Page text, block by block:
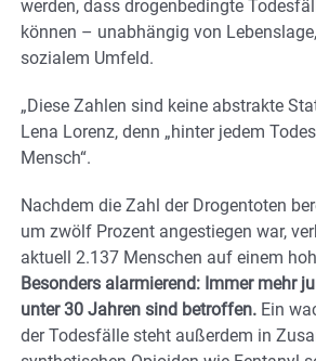
werden, dass drogenbedingte
können – unabhängig von
sozialem Umfeld.
„Diese Zahlen sind keine abstrakte
Lena Lorenz, denn „hinter jedem
Mensch“.
Nachdem die Zahl der Drogentoten
um zwölf Prozent angestiegen war,
aktuell 2.137 Menschen auf einem
Besonders alarmierend: Immer mehr
unter 30 Jahren sind betroffen. Ein
der Todesfälle steht außerdem in